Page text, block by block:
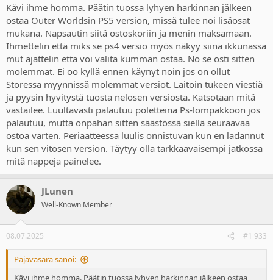
Kävi ihme homma. Päätin tuossa lyhyen harkinnan jälkeen
ostaa Outer Worldsin PS5 version, missä tulee noi lisäosat
mukana. Napsautin siitä ostoskoriin ja menin maksamaan.
Ihmettelin että miks se ps4 versio myös näkyy siinä ikkunassa
mut ajattelin että voi valita kumman ostaa. No se osti sitten
molemmat. Ei oo kyllä ennen käynyt noin jos on ollut
Storessa myynnissä molemmat versiot. Laitoin tukeen viestiä
ja pyysin hyvitystä tuosta nelosen versiosta. Katsotaan mitä
vastailee. Luultavasti palautuu poletteina Ps-lompakkoon jos
palautuu, mutta onpahan sitten säästössä siellä seuraavaa
ostoa varten. Periaatteessa luulis onnistuvan kun en ladannut
kun sen vitosen version. Täytyy olla tarkkaavaisempi jatkossa
mitä nappeja painelee.
JLunen
Well-Known Member
08.07.2025 #1 933
Pajavasara sanoi:
Kävi ihme homma. Päätin tuossa lyhyen harkinnan jälkeen ostaa